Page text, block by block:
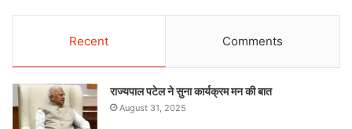
Recent Comments
राज्यपाल पटेल ने सुना कार्यक्रम मन की बात
August 31, 2025